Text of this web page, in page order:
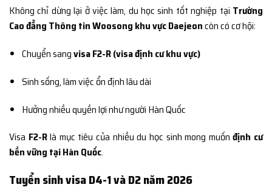
Không chỉ dừng lại ở việc làm, du học sinh tốt nghiệp tại Trường
Cao đẳng Thông tin Woosong khu vực Daejeoncòn có cơ hội:
Chuyển sangvisa F2-R (visa định cư khu vực)
Sinh sống, làm việc ổn định lâu dài
Hưởng nhiều quyền lợi như người Hàn Quốc
Visa F2-Rlà mục tiêu của nhiều du học sinh mong muốnđịnh cư
bền vững tại Hàn Quốc.
Tuyển sinh visa D4-1 và D2 năm 2026